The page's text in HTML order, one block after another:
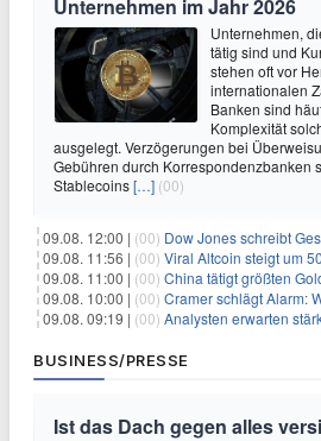
Unternehmen im Jahr 2026
Unternehmen,
tätig sind und
stehen oft vor
internationalen
Banken sind
Komplexität
ausgelegt. Verzögerungen bei
Gebühren durch Korrespondenzbanken
Stablecoins[…] (00)
09.08. 12:00 | (00) Dow Jones schreibt Geschichte: Neuer
09.08. 11:56 | (00) Viral Altcoin steigt um 50%,
09.08. 11:00 | (00) China tätigt größten Goldkauf seit
09.08. 10:00 | (00) Cramer schlägt Alarm: Warum dieser
09.08. 09:19 | (00) Analysten erwarten stärkste Kursumkehr
BUSINESS/PRESSE
Ist das Dach gegen alles